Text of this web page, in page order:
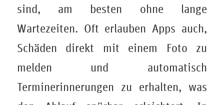
sind, am besten ohne lange
Wartezeiten. Oft erlauben Apps auch,
Schäden direkt mit einem Foto zu
melden und automatisch
Terminerinnerungen zu erhalten, was